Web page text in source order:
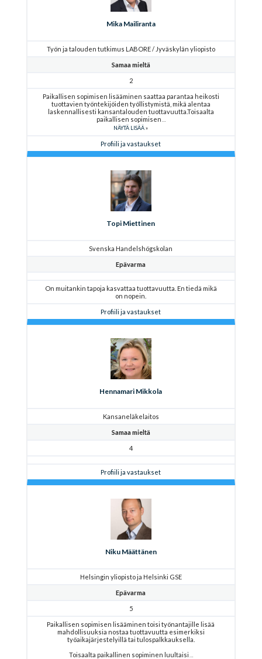
Mika Mailiranta
Työn ja talouden tutkimus LABORE / Jyväskylän yliopisto
Samaa mieltä
2
Paikallisen sopimisen lisääminen saattaa parantaa heikosti
tuottavien työntekijöiden työllistymistä, mikä alentaa
laskennallisesti kansantalouden tuottavuutta.Toisaalta
paikallisen sopimisen
NÄYTÄ LISÄÄ
Profiili ja vastaukset
Topi Miettinen
Svenska Handelshögskolan
Epävarma
On muitankin tapoja kasvattaa tuottavuutta. En tiedä mikä
on nopein.
Profiili ja vastaukset
Hennamari Mikkola
Kansaneläkelaitos
Samaa mieltä
4
Profiili ja vastaukset
Niku Määttänen
Helsingin yliopisto ja Helsinki GSE
Epävarma
5
Paikallisen sopimisen lisääminen toisi työnantajille lisää
mahdollisuuksia nostaa tuottavuutta esimerkiksi
työaikajärjestelyillä tai tulospalkkauksella.
Toisaalta paikallinen sopiminen luultaisi